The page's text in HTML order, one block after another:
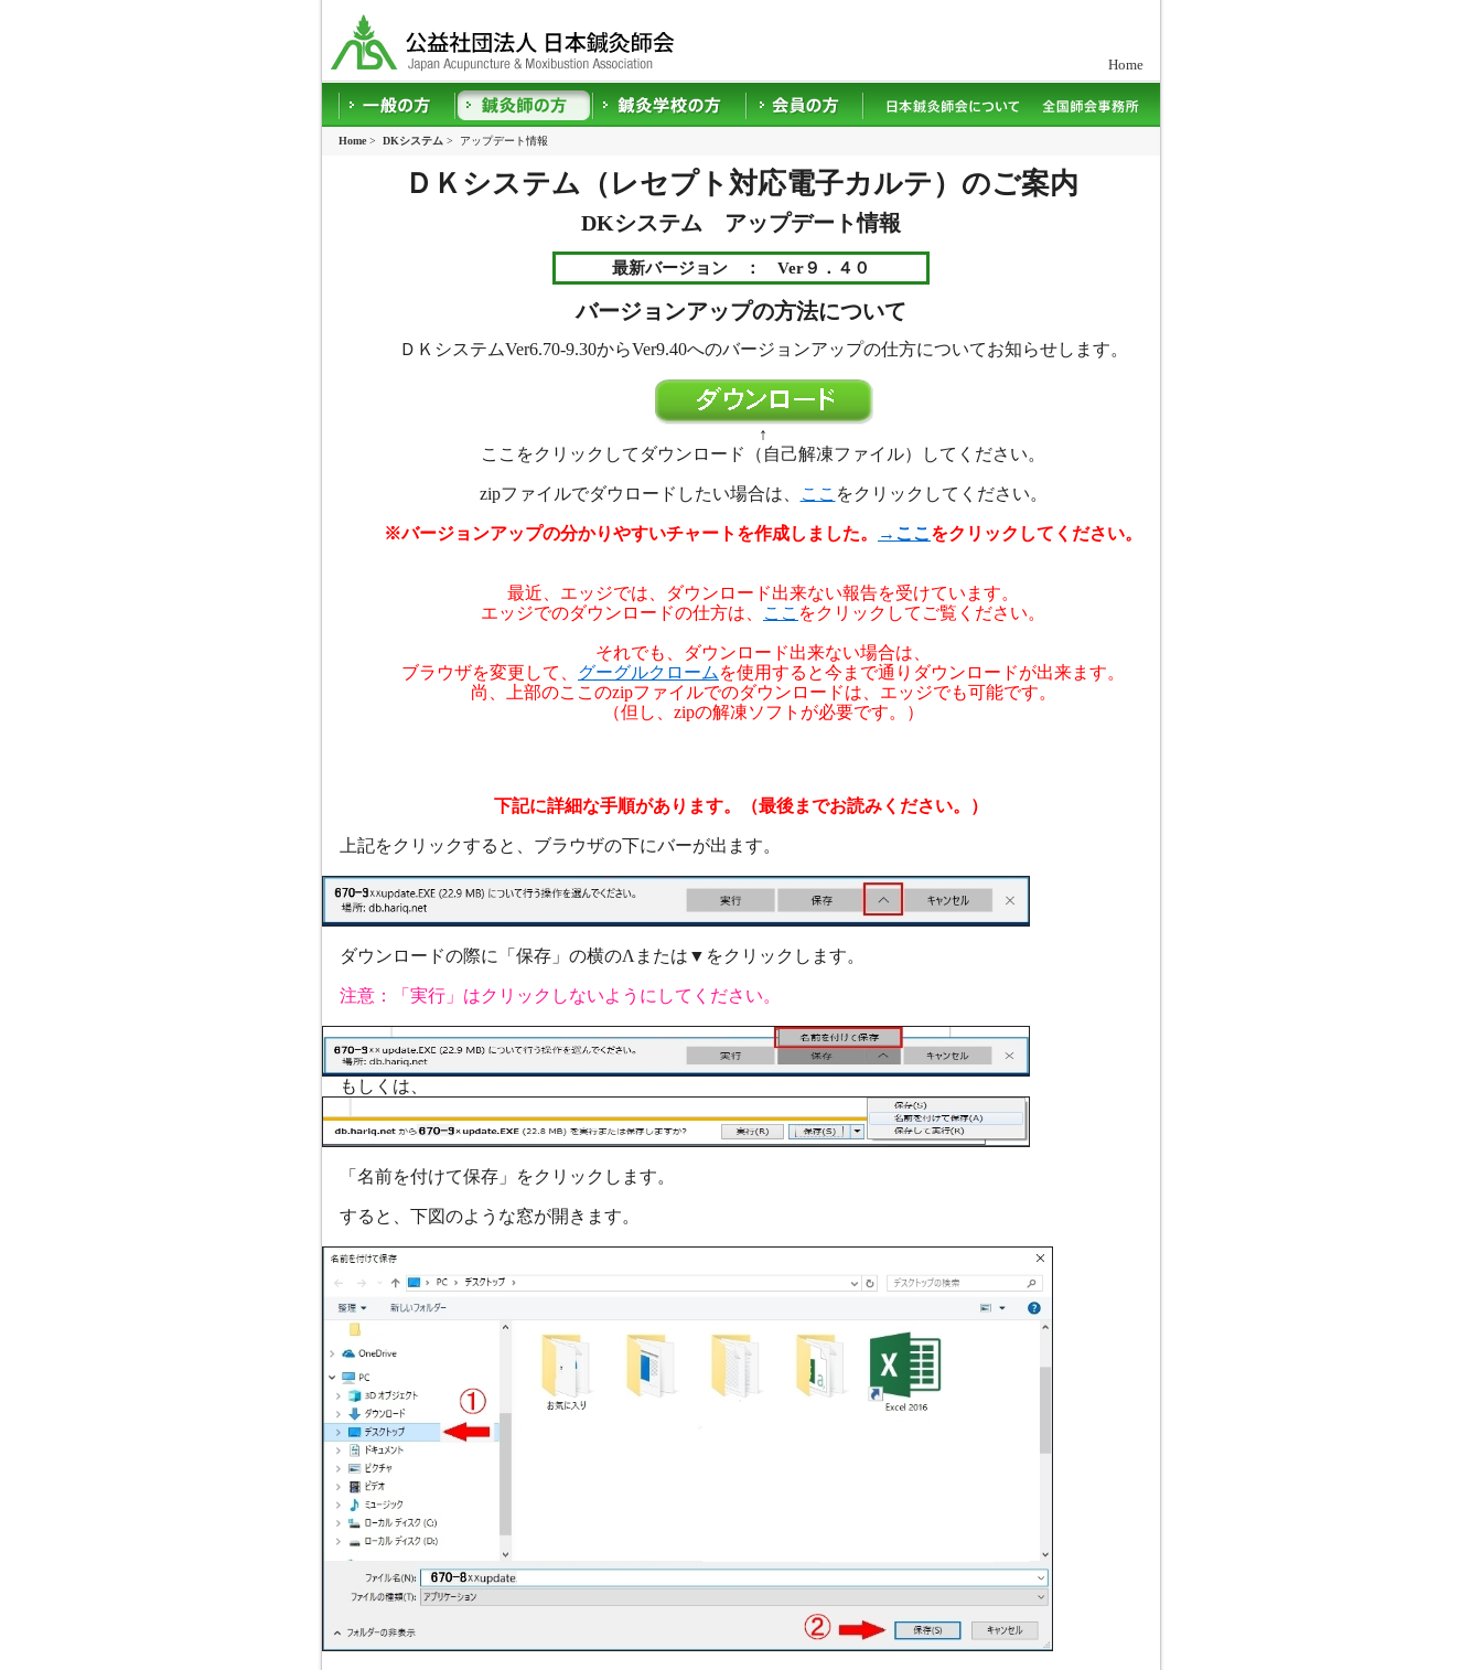
Home
Home > DKシステム > アップデート情報
ＤＫシステム（レセプト対応電子カルテ）のご案内
DKシステム アップデート情報
最新バージョン ： Ver９．４０
バージョンアップの方法について
ＤＫシステムVer6.70-9.30からVer9.40へのバージョンアップの仕方についてお知らせします。
↑
ここをクリックしてダウンロード（自己解凍ファイル）してください。
zipファイルでダウロードしたい場合は、 ここ をクリックしてください。
※バージョンアップの分かりやすいチャートを作成しました。 →ここ をクリックしてください。
最近、エッジでは、ダウンロード出来ない報告を受けています。
エッジでのダウンロードの仕方は、
ここ をクリックしてご覧ください。
それでも、ダウンロード出来ない場合は、
ブラウザを変更して、 グーグルクローム を使用すると今まで通りダウンロードが出来ます。
尚、上部のここのzipファイルでのダウンロードは、エッジでも可能です。
（但し、zipの解凍ソフトが必要です。）
下記に詳細な手順があります。（最後までお読みください。）
上記をクリックすると、ブラウザの下にバーが出ます。
ダウンロードの際に「保存」の横のΛまたは▼をクリックします。
注意：「実行」はクリックしないようにしてください。
もしくは、
「名前を付けて保存」をクリックします。
すると、下図のような窓が開きます。